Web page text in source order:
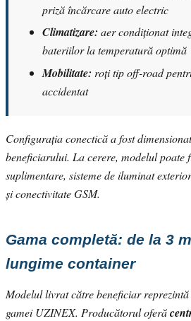
priză încărcare auto electric
Climatizare: aer condiționat
bateriilor la temperatură optimă
Mobilitate: roți tip off-road
accidentat
Configurația conectică a fost
beneficiarului. La cerere, modelul poate
suplimentare, sisteme de iluminat
și conectivitate GSM.
Gama completă: de la 3
lungime container
Modelul livrat către beneficiar
gamei UZINEX. Producătorul oferă